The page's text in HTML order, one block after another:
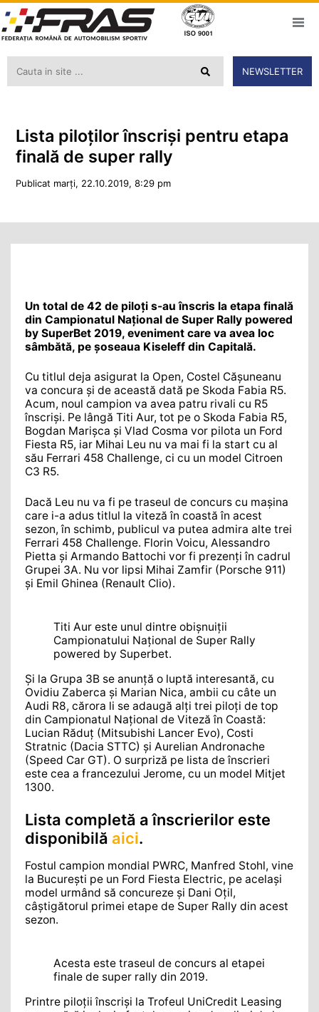
NEWSLETTER
Lista piloților înscriși pentru etapa
finală de super rally
Publicat marți, 22.10.2019, 8:29 pm
Un total de 42 de piloți s-au înscris la etapa finală
din Campionatul Național de Super Rally powered
by SuperBet 2019, eveniment care va avea loc
sâmbătă, pe șoseaua Kiseleff din Capitală.
Cu titlul deja asigurat la Open, Costel Cășuneanu
va concura și de această dată pe Skoda Fabia R5.
Acum, noul campion va avea patru rivali cu R5
înscriși. Pe lângă Titi Aur, tot pe o Skoda Fabia R5,
Bogdan Marișca și Vlad Cosma vor pilota un Ford
Fiesta R5, iar Mihai Leu nu va mai fi la start cu al
său Ferrari 458 Challenge, ci cu un model Citroen
C3 R5.
Dacă Leu nu va fi pe traseul de concurs cu mașina
care i-a adus titlul la viteză în coastă în acest
sezon, în schimb, publicul va putea admira alte trei
Ferrari 458 Challenge. Florin Voicu, Alessandro
Pietta și Armando Battochi vor fi prezenți în cadrul
Grupei 3A. Nu vor lipsi Mihai Zamfir (Porsche 911)
și Emil Ghinea (Renault Clio).
Titi Aur este unul dintre obișnuiții
Campionatului Național de Super Rally
powered by Superbet.
Și la Grupa 3B se anunță o luptă interesantă, cu
Ovidiu Zaberca și Marian Nica, ambii cu câte un
Audi R8, cărora li se adaugă alți trei piloți de top
din Campionatul Național de Viteză în Coastă:
Lucian Răduț (Mitsubishi Lancer Evo), Costi
Stratnic (Dacia STTC) și Aurelian Andronache
(Speed Car GT). O surpriză pe lista de înscrieri
este cea a francezului Jerome, cu un model Mitjet
1300.
Lista completă a înscrierilor este
disponibilă aici.
Fostul campion mondial PWRC, Manfred Stohl, vine
la București pe un Ford Fiesta Electric, pe același
model urmând să concureze și Dani Oțil,
câștigătorul primei etape de Super Rally din acest
sezon.
Acesta este traseul de concurs al etapei
finale de super rally din 2019.
Printre piloții înscriși la Trofeul UniCredit Leasing